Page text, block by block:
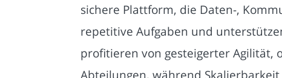
sichere Plattform, die Daten-,
repetitive Aufgaben und
profitieren von gesteigerter Agilität,
Abteilungen, während